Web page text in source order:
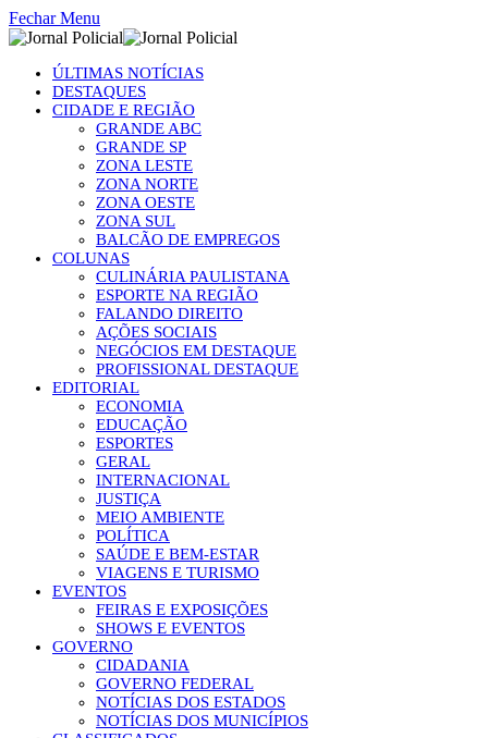
Fechar Menu
ÚLTIMAS NOTÍCIAS
DESTAQUES
CIDADE E REGIÃO
GRANDE ABC
GRANDE SP
ZONA LESTE
ZONA NORTE
ZONA OESTE
ZONA SUL
BALCÃO DE EMPREGOS
COLUNAS
CULINÁRIA PAULISTANA
ESPORTE NA REGIÃO
FALANDO DIREITO
AÇÕES SOCIAIS
NEGÓCIOS EM DESTAQUE
PROFISSIONAL DESTAQUE
EDITORIAL
ECONOMIA
EDUCAÇÃO
ESPORTES
GERAL
INTERNACIONAL
JUSTIÇA
MEIO AMBIENTE
POLÍTICA
SAÚDE E BEM-ESTAR
VIAGENS E TURISMO
EVENTOS
FEIRAS E EXPOSIÇÕES
SHOWS E EVENTOS
GOVERNO
CIDADANIA
GOVERNO FEDERAL
NOTÍCIAS DOS ESTADOS
NOTÍCIAS DOS MUNICÍPIOS